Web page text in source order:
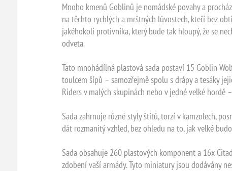
Mnoho kmenů Goblinů je nomádské povahy a
na těchto rychlých a mrštných lůvostech, kteří bez
jakéhokoli protivníka, který bude tak hloupý, že se
odveta.
Tato mnohádílná plastová sada postaví 15 Goblin
toulcem šípů – samozřejmě spolu s drápy a tesáky
Riders v malých skupinách nebo v jedné velké
Sada zahrnuje různé styly štítů, torzí v kamzolech,
dát rozmanitý vzhled, bez ohledu na to, jak velké
Sada obsahuje 260 plastových komponent a 16x
zdobení vaší armády. Tyto miniatury jsou dodávány